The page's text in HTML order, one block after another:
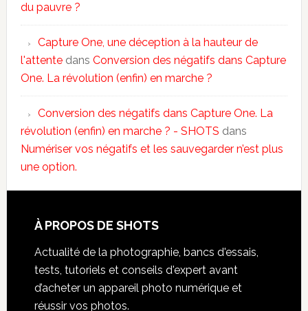
du pauvre ?
Capture One, une déception à la hauteur de
l'attentedans Conversion des négatifs dans Capture
One. La révolution (enfin) en marche ?
Conversion des négatifs dans Capture One. La
révolution (enfin) en marche ? - SHOTS dans
Numériser vos négatifs et les sauvegarder n’est plus
une option.
À PROPOS DE SHOTS
Actualité de la photographie, bancs d'essais,
tests, tutoriels et conseils d'expert avant
d’acheter un appareil photo numérique et
réussir vos photos.